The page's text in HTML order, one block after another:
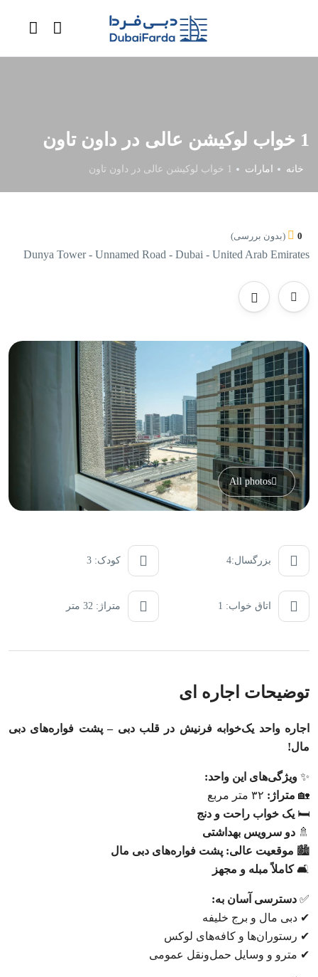
1 خواب لوکیشن عالی در داون تاون
خانه امارات 1 خواب لوکیشن عالی در داون تاون
0 (بدون بررسی)
Dunya Tower - Unnamed Road - Dubai - United Arab Emirates
All photos
بزرگسال:4 کودک: 3
اتاق خواب: 1 متراژ: 32 متر
توضیحات اجاره ای
اجاره واحد یک‌خوابه فرنیش در قلب دبی – پشت فواره‌های دبی
مال!
✨ ویژگی‌های این واحد:
🏡 متراژ:
🛏 یک خواب راحت و دنج
🚿 دو سرویس بهداشتی
🏙 موقعیت عالی: پشت فواره‌های دبی مال
🛋کاملاً مبله و مجهز
✅ دسترسی آسان به:
✔ دبی مال و برج خلیفه
✔ رستوران‌ها و کافه‌های لوکس
✔ مترو و وسایل حمل‌ونقل عمومی